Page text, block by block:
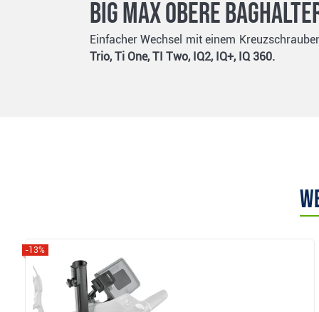
Big Max Obere
Einfacher Wechsel mit einem
Trio, Ti One, TI Two, IQ2, IQ+, IQ 360.
-13%